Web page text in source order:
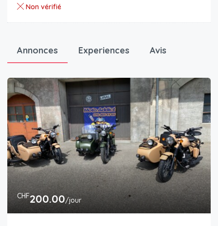
Non vérifié
Annonces Experiences Avis
CHF200.00/jour